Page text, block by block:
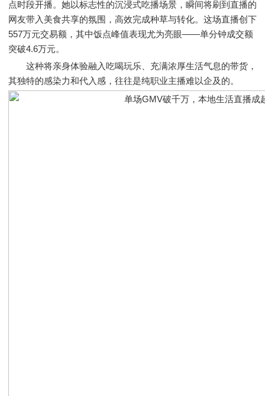
点时段开播。她以标志性的沉浸式吃播场景，瞬间将刷到直播的
网友带入美食共享的氛围，高效完成种草与转化。这场直播创下
557万元交易额，其中饭点峰值表现尤为亮眼——单分钟成交额
突破4.6万元。
这种将亲身体验融入吃喝玩乐、充满浓厚生活气息的带货，
其独特的感染力和代入感，往往是纯职业主播难以企及的。